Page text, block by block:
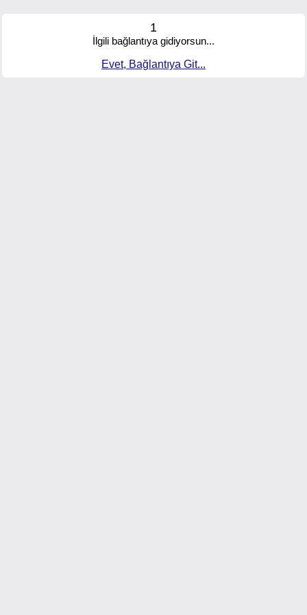
1
İlgili bağlantıya gidiyorsun...
Evet, Bağlantıya Git...